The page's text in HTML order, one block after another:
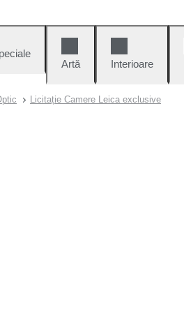
Artă
Interioare
Licitație Camere Leica exclusive